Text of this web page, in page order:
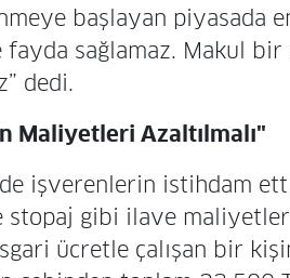
başlayan piyasada
fayda sağlamaz. Makul bir
dedi.
Maliyetleri Azaltılmalı"
işverenlerin istihdam
stopaj gibi ilave
ücretle çalışan bir